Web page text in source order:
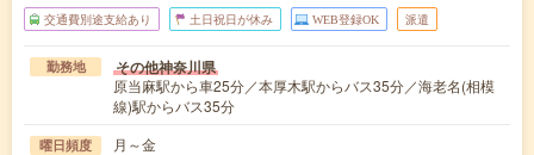
交通費別途支給あり 土日祝日が休み WEB登録OK 派遣
勤務地 その他神奈川県
原当麻駅から車25分／本厚木駅からバス35分／海老名(相模
線)駅からバス35分
曜日頻度 月～金